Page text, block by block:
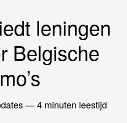
leningen
Belgische
— 4 minuten leestijd